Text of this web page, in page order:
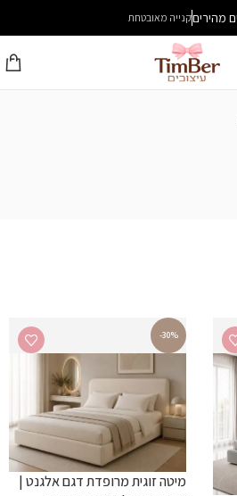
מהיריםקנייה מאובטחת
-30%
מיטה זוגית מרופדת דגם אלגנט |